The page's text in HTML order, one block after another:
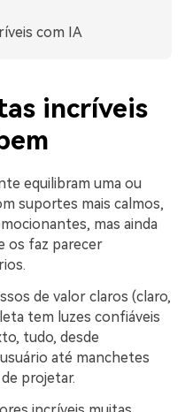
com IA
incríveis
equilibram uma ou
suportes mais calmos,
mas ainda
os faz parecer
de valor claros (claro,
tem luzes confiáveis
tudo, desde
até manchetes
projetar.